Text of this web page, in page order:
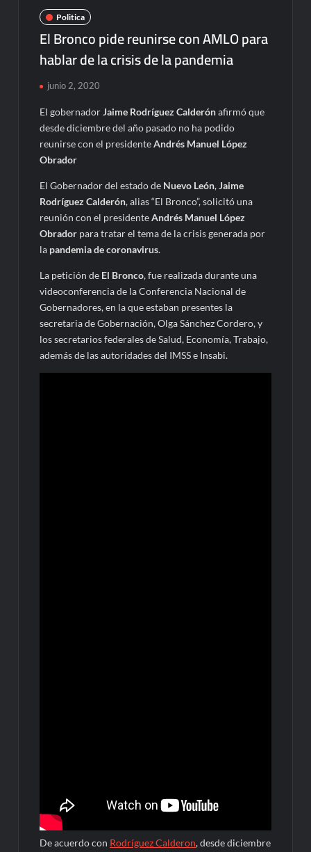
Politica
El Bronco pide reunirse con AMLO para
hablar de la crisis de la pandemia
junio 2, 2020
El gobernadorJaime Rodríguez Calderónafirmó que
desde diciembre del año pasado no ha podido
reunirse con el presidenteAndrés Manuel López
Obrador
El Gobernador del estado de Nuevo León,Jaime
Rodríguez Calderón, alias “El Bronco”, solicitó una
reunión con el presidenteAndrés Manuel López
Obrador para tratar el tema de la crisis generada por
la pandemia de coronavirus.
La petición de El Bronco, fue realizada durante una
videoconferencia de la Conferencia Nacional de
Gobernadores, en la que estaban presentes la
secretaria de Gobernación, Olga Sánchez Cordero, y
los secretarios federales de Salud, Economía, Trabajo,
además de las autoridades del IMSS e Insabi.
De acuerdo con Rodríguez Calderon, desde diciembre